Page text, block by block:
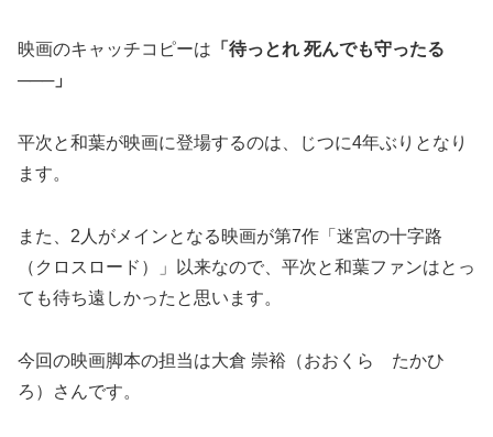
映画のキャッチコピーは 「待っとれ 死んでも守ったる
───」
平次と和葉が映画に登場するのは、じつに4年ぶりとなり
ます。
また、2人がメインとなる映画が第7作「迷宮の十字路
（クロスロード）」以来なので、平次と和葉ファンはとっ
ても待ち遠しかったと思います。
今回の映画脚本の担当は大倉 崇裕（おおくら たかひ
ろ）さんです。